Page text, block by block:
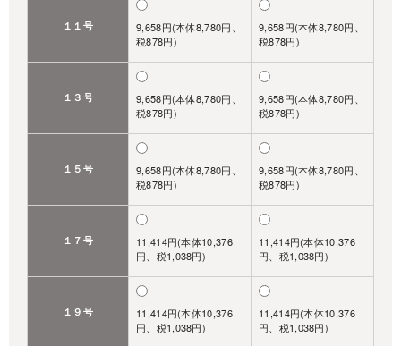
１１号
9,658円(本体8,780円、
税878円)
9,658円(本体8,780円、
税878円)
１３号
9,658円(本体8,780円、
税878円)
9,658円(本体8,780円、
税878円)
１５号
9,658円(本体8,780円、
税878円)
9,658円(本体8,780円、
税878円)
１７号
11,414円(本体10,376
円、税1,038円)
11,414円(本体10,376
円、税1,038円)
１９号
11,414円(本体10,376
円、税1,038円)
11,414円(本体10,376
円、税1,038円)